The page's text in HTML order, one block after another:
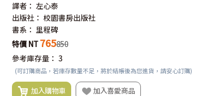
譯者： 左心泰
出版社： 校園書房出版社
書系： 里程碑
特價 NT 765850
參考庫存量： 3
(可訂購商品，若庫存數量不足，將於結帳後為您進貨，請安心訂購)
加入購物車 加入喜愛商品